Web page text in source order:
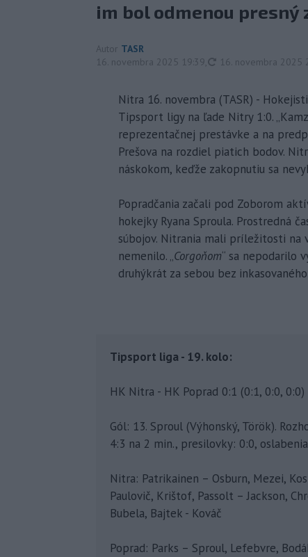
im bol odmenou presný
Autor TASR
16. novembra 2025 19:39
aktualizované
16. novembra 2025
Nitra 16. novembra (TASR) -
Tipsport ligy na ľade Nitry 1:0.
reprezentačnej prestávke a na
Prešova na rozdiel piatich bodov.
náskokom, keďže zakopnutiu sa
Popradčania začali pod Zoborom
hokejky Ryana Sproula. Prostredná
súbojov. Nitrania mali príležitosti na
nemenilo. „Corgoňom“ sa nepodarilo
druhýkrát za sebou bez
Tipsport liga - 19. kolo:
HK Nitra - HK Poprad 0:1 (0:1, 0:0, 0:0)
Gól: 13. Sproul (Výhonský, Török).
4:3 na 2 min., presilovky: 0:0,
Nitra: Patrikainen – Osburn, Mezei,
Paulovič, Krištof, Passolt – Jackson,
Bubela, Bajtek - Kováč
Poprad: Parks – Sproul, Lefebvre,